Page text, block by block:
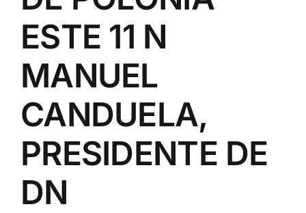
ESTE 11 N
MANUEL
CANDUELA,
PRESIDENTE DE
DN